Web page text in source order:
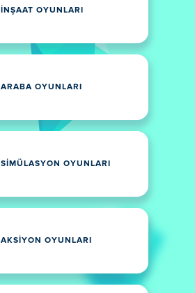
İNŞAAT OYUNLARI
ARABA OYUNLARI
SIMÜLASYON OYUNLARI
AKSIYON OYUNLARI